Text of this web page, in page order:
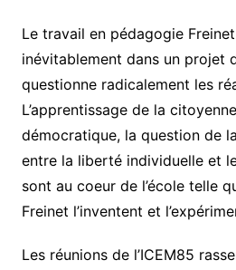
Le travail en pédagogie
inévitablement dans un projet
questionne radicalement les
L’apprentissage de la
démocratique, la question de
entre la liberté individuelle et
sont au coeur de l’école telle
Freinet l’inventent et
Les réunions de l’ICEM85